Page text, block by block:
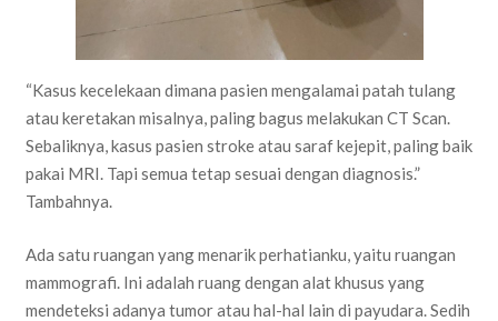
“Kasus kecelekaan dimana pasien mengalamai patah tulang
atau keretakan misalnya, paling bagus melakukan CT Scan.
Sebaliknya, kasus pasien stroke atau saraf kejepit, paling baik
pakai MRI. Tapi semua tetap sesuai dengan diagnosis.”
Tambahnya.
Ada satu ruangan yang menarik perhatianku, yaitu ruangan
mammografi. Ini adalah ruang dengan alat khusus yang
mendeteksi adanya tumor atau hal-hal lain di payudara. Sedih